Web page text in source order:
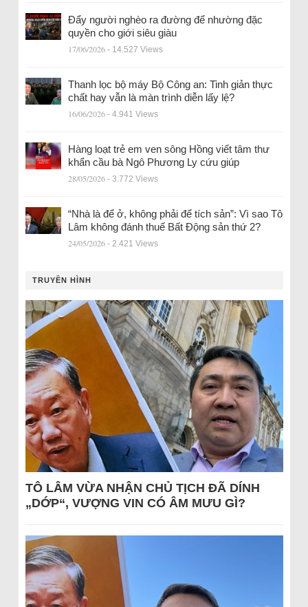
Đẩy người nghèo ra đường để nhường đặc
quyền cho giới siêu giàu
17/06/2026 - 14.527 Views
Thanh lọc bộ máy Bộ Công an: Tinh giản thực
chất hay vẫn là màn trình diễn lấy lệ?
16/06/2026 - 4.941 Views
Hàng loạt trẻ em ven sông Hồng viết tâm thư
khẩn cầu bà Ngô Phương Ly cứu giúp
28/05/2026 - 3.772 Views
“Nhà là để ở, không phải để tích sản”: Vì sao Tô
Lâm không đánh thuế Bất Động sản thứ 2?
24/05/2026 - 2.421 Views
TRUYỀN HÌNH
TÔ LÂM VỪA NHẬN CHỦ TỊCH ĐÃ DÍNH
„DỚP“, VƯỢNG VIN CÓ ÂM MƯU GÌ?